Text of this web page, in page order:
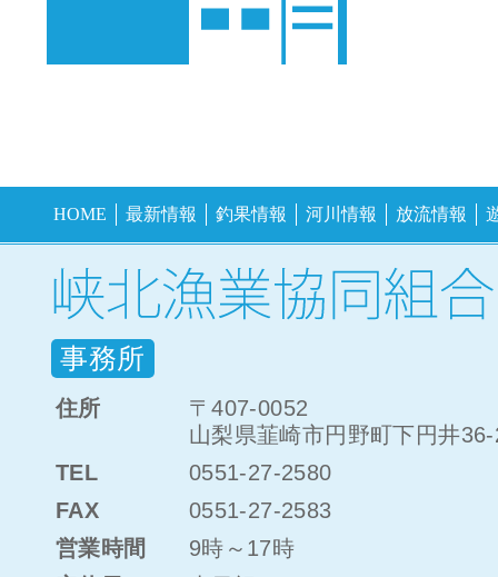
HOME 最新情報 釣果情報 河川情報 放流情報
事務所
住所
〒407-0052
山梨県韮崎市円野町下円井
TEL
0551-27-2580
FAX
0551-27-2583
営業時間
9時～17時